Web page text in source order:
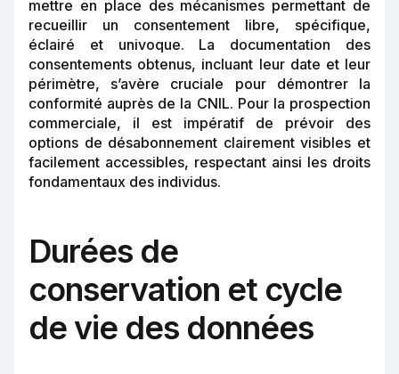
mettre en place des mécanismes permettant de
recueillir un consentement libre, spécifique,
éclairé et univoque. La documentation des
consentements obtenus, incluant leur date et leur
périmètre, s’avère cruciale pour démontrer la
conformité auprès de la CNIL. Pour la prospection
commerciale, il est impératif de prévoir des
options de désabonnement clairement visibles et
facilement accessibles, respectant ainsi les droits
fondamentaux des individus.
Durées de
conservation et cycle
de vie des données